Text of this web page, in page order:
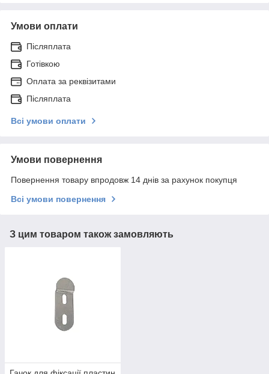
Умови оплати
Післяплата
Готівкою
Оплата за реквізитами
Післяплата
Всі умови оплати
Умови повернення
Повернення товару впродовж 14 днів за рахунок покупця
Всі умови повернення
З цим товаром також замовляють